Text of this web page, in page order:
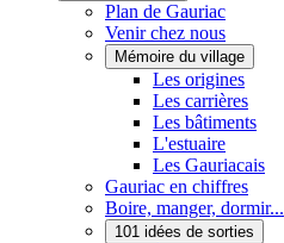
Plan de Gauriac
Venir chez nous
Mémoire du village
Les origines
Les carrières
Les bâtiments
L'estuaire
Les Gauriacais
Gauriac en chiffres
Boire, manger, dormir...
101 idées de sorties